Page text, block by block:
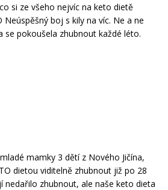
si ze všeho nejvíc na keto dietě
Neúspěšný boj s kily na víc. Ne a ne
se pokoušela zhubnout každé léto.
mamky 3 dětí z Nového Jičína,
dietou viditelně zhubnout již po 28
nedařilo zhubnout, ale naše keto dieta